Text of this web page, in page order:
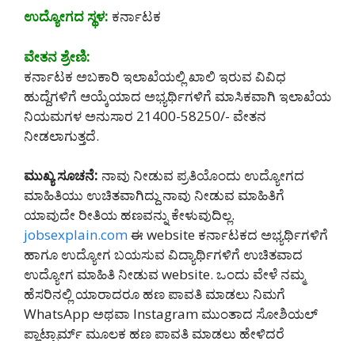
ಉದ್ಯೋಗದ ಸ್ಥಳ: ಕರ್ನಾಟಕ
ವೇತನ ಶ್ರೇಣಿ:
ಕರ್ನಾಟಕ ಅಬಕಾರಿ ಇಲಾಖೆಯಲ್ಲಿ ಖಾಲಿ ಇರುವ ವಿವಿಧ
ಹುದ್ದೆಗಳಿಗೆ ಆಯ್ಕೆಯಾದ ಅಭ್ಯರ್ಥಿಗಳಿಗೆ ಮಾಸಿಕವಾಗಿ ಇಲಾಖೆಯ
ನಿಯಮಗಳ ಅನುಸಾರ 21400-58250/- ವೇತನ
ನೀಡಲಾಗುತ್ತದೆ.
ಮುಖ್ಯ ಸೂಚನೆ: ನಾವು ನೀಡುವ ಪ್ರತಿಯೊಂದು ಉದ್ಯೋಗದ
ಮಾಹಿತಿಯು ಉಚಿತವಾಗಿದ್ದು ನಾವು ನೀಡುವ ಮಾಹಿತಿಗೆ
ಯಾವುದೇ ರೀತಿಯ ಹಣವನ್ನು ಕೇಳುವುದಿಲ್ಲ.
jobsexplain.comಈ website ಕರ್ನಾಟಕದ ಅಭ್ಯರ್ಥಿಗಳಿಗೆ
ಹಾಗೂ ಉದ್ಯೋಗ ಬಯಸುವ ವಿದ್ಯಾರ್ಥಿಗಳಿಗೆ ಉಚಿತವಾದ
ಉದ್ಯೋಗ ಮಾಹಿತಿ ನೀಡುವ website. ಒಂದು ವೇಳೆ ನಮ್ಮ
ಹೆಸರಿನಲ್ಲಿ ಯಾರಾದರೂ ಹಣ ಪಾವತಿ ಮಾಡಲು ನಿಮಗೆ
WhatsApp ಅಥವಾ Instagram ಮುಂತಾದ ಸೋಶಿಯಲ್
ಪ್ಲಾಟ್ಫಾರ್ಮ್ ಮೂಲಕ ಹಣ ಪಾವತಿ ಮಾಡಲು ಹೇಳಿದರೆ